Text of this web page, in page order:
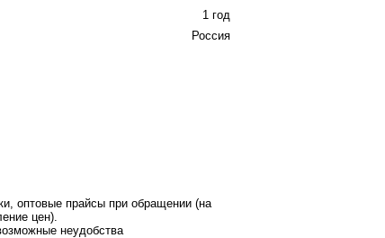
1 год
Россия
оптовые прайсы при обращении (на
цен).
неудобства